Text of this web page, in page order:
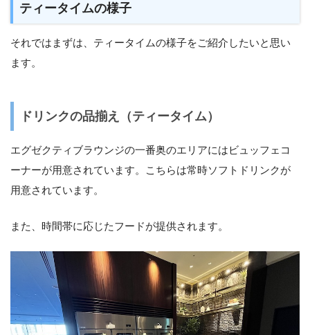
ティータイムの様子
それではまずは、ティータイムの様子をご紹介したいと思い
ます。
ドリンクの品揃え（ティータイム）
エグゼクティブラウンジの一番奥のエリアにはビュッフェコ
ーナーが用意されています。こちらは常時ソフトドリンクが
用意されています。
また、時間帯に応じたフードが提供されます。